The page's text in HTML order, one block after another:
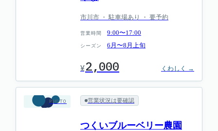
市川市 ・ 駐車場あり ・ 要予約
営業時間 9:00〜17:00
シーズン 6月〜8月上旬
¥ 2,000 くわしく →
PHOTO 営業状況は要確認
つくいブルーベリー農園